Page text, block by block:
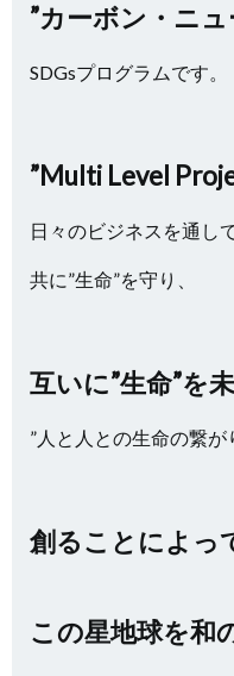
”カーボン・ニ
SDGsプログラムです。
”Multi Level
日々のビジネスを通して
共に”生命”を守り、
互いに”生命”を
”人と人との生命の繋が
創ることによっ
この星地球を和